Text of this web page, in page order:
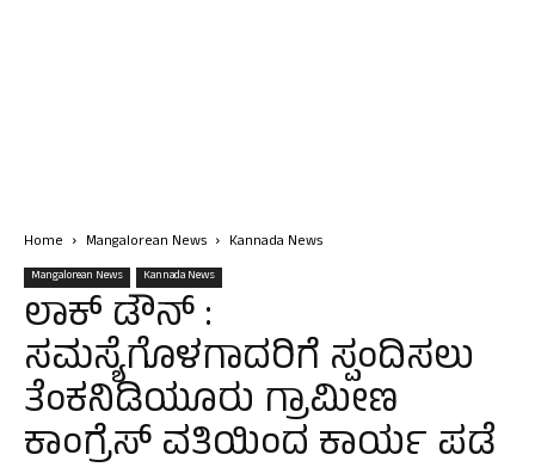
Home Mangalorean News Kannada News
Mangalorean News Kannada News
ಲಾಕ್ ಡೌನ್ :
ಸಮಸ್ಯೆಗೊಳಗಾದರಿಗೆ ಸ್ಪಂದಿಸಲು
ತೆಂಕನಿಡಿಯೂರು ಗ್ರಾಮೀಣ
ಕಾಂಗ್ರೆಸ್‌ ವತಿಯಿಂದ ಕಾರ್ಯ ಪಡೆ